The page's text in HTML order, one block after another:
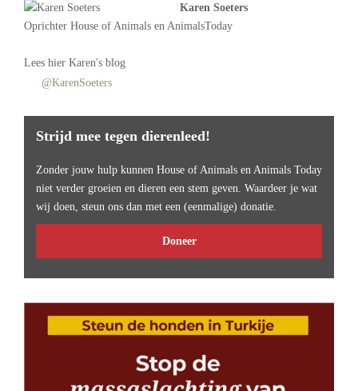
Karen Soeters
Oprichter House of Animals en AnimalsToday
Lees hier Karen's blog
@KarenSoeters
Strijd mee tegen dierenleed!
Zonder jouw hulp kunnen House of Animals en Animals Today
niet verder groeien en dieren een stem geven. Waardeer je wat
wij doen, steun ons dan met een (eenmalige) donatie.
Doneer